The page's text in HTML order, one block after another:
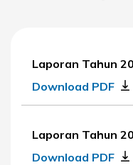
Laporan Tahun
Download PDF
Laporan Tahun
Download PDF